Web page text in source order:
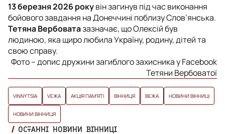
13 березня 2026 рокувін загинув під час виконання
бойового завдання на Донеччині поблизу Слов’янська.
Тетяна Вербоватазазначає, що Олексій був
людиною, яка щиро любила Україну, родину, дітей та
свою справу.
Фото – допис дружини загиблого захисника у Facebook
Тетяни Вербоватої
VINNYTSIA VЕЖА АКЦІЯ ПАМʼЯТІ ВІННИЦЯ ВЕЖА НОВИНИ ВІННИЦІ
НОВИНИ ВІННИЦЯ
ОСТАННІ НОВИНИ ВІННИЦІ